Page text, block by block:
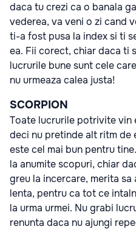
daca tu crezi ca o banala
vederea, va veni o zi cand
ti-a fost pusa la index si ti
ea. Fii corect, chiar daca ti
lucrurile bune sunt cele
nu urmeaza calea justa!
SCORPION
Toate lucrurile potrivite vin
deci nu pretinde alt ritm de
este cel mai bun pentru
la anumite scopuri, chiar
greu la incercare, merita
lenta, pentru ca tot ce
la urma urmei. Nu grabi
renunta daca nu ajungi